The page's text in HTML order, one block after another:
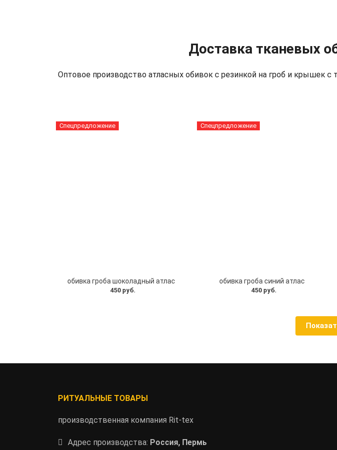
Доставка тканевых
Оптовое производство атласных обивок с резинкой на гроб и крышек с
Спецпредложение
обивка гроба шоколадный атлас
450 руб.
Спецпредложение
обивка гроба синий атлас
450 руб.
РИТУАЛЬНЫЕ ТОВАРЫ
производственная компания Rit-tex
Адрес производства: Россия, Пермь